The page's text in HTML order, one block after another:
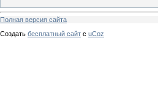
Полная версия сайта
Создать бесплатный сайт с uCoz